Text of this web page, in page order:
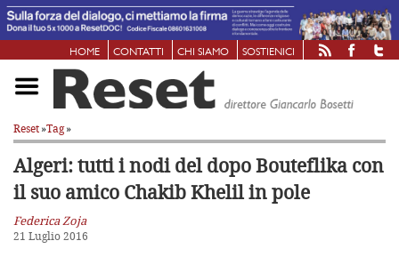
HOME CONTATTI CHI SIAMO SOSTIENICI
Reset»Tag»
Algeri: tutti i nodi del dopo Bouteflika con
il suo amico Chakib Khelil in pole
Federica Zoja
21 Luglio 2016